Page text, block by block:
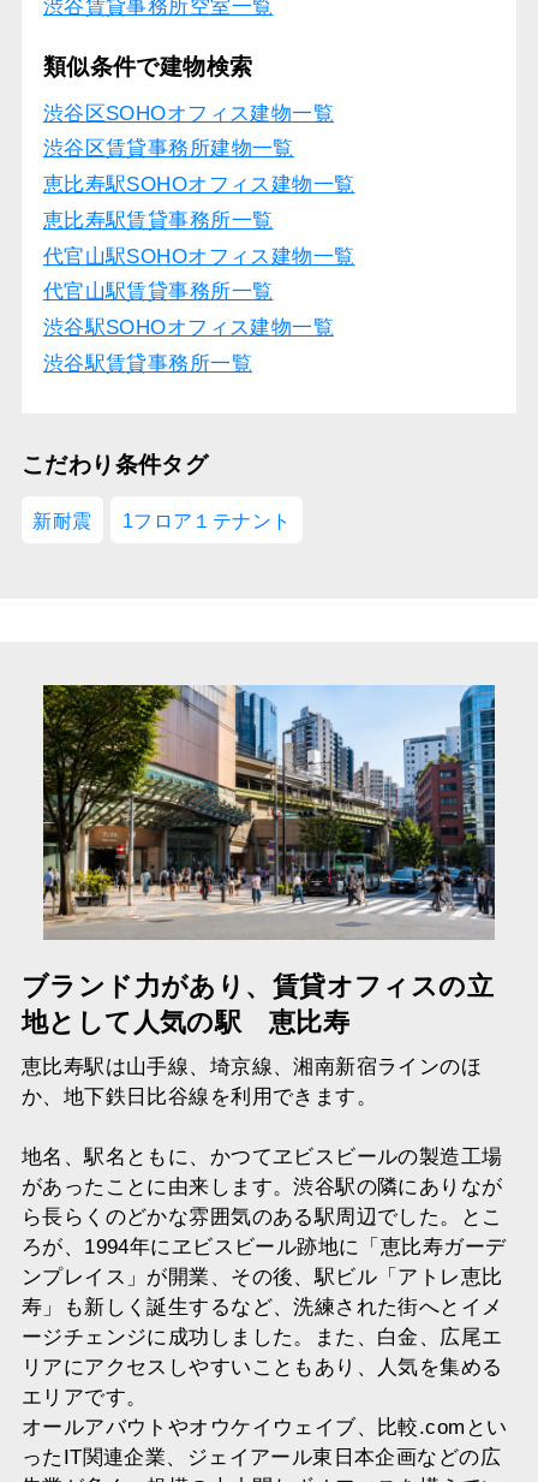
渋谷賃貸事務所空室一覧
類似条件で建物検索
渋谷区SOHOオフィス建物一覧
渋谷区賃貸事務所建物一覧
恵比寿駅SOHOオフィス建物一覧
恵比寿駅賃貸事務所一覧
代官山駅SOHOオフィス建物一覧
代官山駅賃貸事務所一覧
渋谷駅SOHOオフィス建物一覧
渋谷駅賃貸事務所一覧
こだわり条件タグ
新耐震 1フロア１テナント
ブランド力があり、賃貸オフィスの立
地として人気の駅 恵比寿
恵比寿駅は山手線、埼京線、湘南新宿ラインのほ
か、地下鉄日比谷線を利用できます。
地名、駅名ともに、かつてヱビスビールの製造工場
があったことに由来します。渋谷駅の隣にありなが
ら長らくのどかな雰囲気のある駅周辺でした。とこ
ろが、1994年にヱビスビール跡地に「恵比寿ガーデ
ンプレイス」が開業、その後、駅ビル「アトレ恵比
寿」も新しく誕生するなど、洗練された街へとイメ
ージチェンジに成功しました。また、白金、広尾エ
リアにアクセスしやすいこともあり、人気を集める
エリアです。
オールアバウトやオウケイウェイブ、比較.comとい
ったIT関連企業、ジェイアール東日本企画などの広